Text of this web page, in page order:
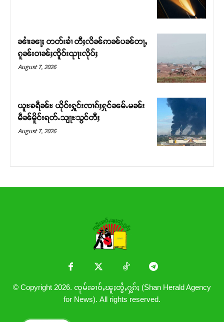
တႃႇႁႂ်ႈသဵင်ၵၢင်ၸႂ်ၵူၼ်းမိူင်း ၵူႈတီႈၵူႈလႅၼ်ပေႃးတေၸွ
တ်ႇ တူဝ်ႈလုမ်ႈၾႃႉၼၼ်ႉ ၶဝ်ႈႁူမ်ႈၵမ်ႉထႅမ် ၸုမ်းၶၢ
ဝ်ႇၽူႈတွႆႇႁွၵ်ႈ လႆႈယူႇၶႃႈဢေႃႈ။
ၼၢႆးၼႃႈ တတ်းၶၢႆ တီႈလိၼ်ဢၼ်ပၼ်တႃႇ
ၵူၼ်းဝၢၼ်ႈၸိူဝ်းၺႃးလိုပ်ႈ
August 7, 2026
ယူႊၶရဵၼ်ႊ ယိုဝ်းႁူင်းၸၢၵ်ႈႁုင်ၼမ်ႉမၼ်း
မဵၼ်မိူင်းရတ်ႉသျႃႊသွင်တီႈ
August 7, 2026
© Copyright 2026. ၸုမ်းၶၢဝ်ႇၽူႈတွႆႇႁွၵ်ႈ (Shan Herald Agency
for News). All rights reserved.